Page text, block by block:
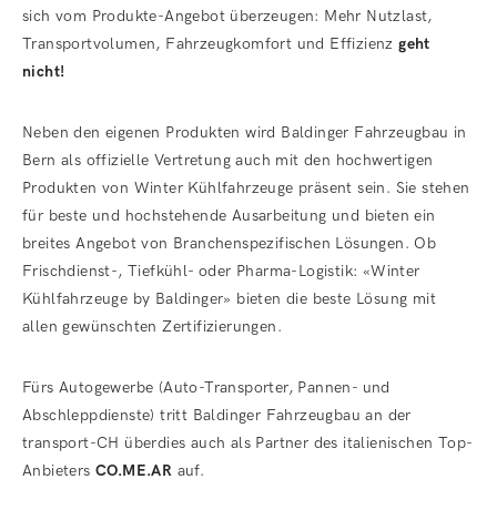
sich vom Produkte-Angebot überzeugen: Mehr Nutzlast,
Transportvolumen, Fahrzeugkomfort und Effizienzgeht
nicht!
Neben den eigenen Produkten wird Baldinger Fahrzeugbau in
Bern als offizielle Vertretung auch mit den hochwertigen
Produkten von Winter Kühlfahrzeuge präsent sein. Sie stehen
für beste und hochstehende Ausarbeitung und bieten ein
breites Angebot von Branchenspezifischen Lösungen. Ob
Frischdienst-, Tiefkühl- oder Pharma-Logistik: «Winter
Kühlfahrzeuge by Baldinger» bieten die beste Lösung mit
allen gewünschten Zertifizierungen.
Fürs Autogewerbe (Auto-Transporter, Pannen- und
Abschleppdienste) tritt Baldinger Fahrzeugbau an der
transport-CH überdies auch als Partner des italienischen Top-
Anbieters CO.ME.AR auf.